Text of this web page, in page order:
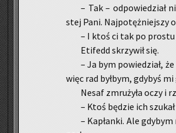
– Tak – od­po­wie­dział
stej Pani. Naj­po­tęż­niej­szy
– I ktoś ci tak po pro­stu
Eti­fedd skrzy­wił się.
– Ja bym po­wie­dział,
więc rad był­bym, gdy­byś mi
Nesaf zmru­ży­ła oczy i
– Ktoś bę­dzie ich
– Ka­płan­ki. Ale